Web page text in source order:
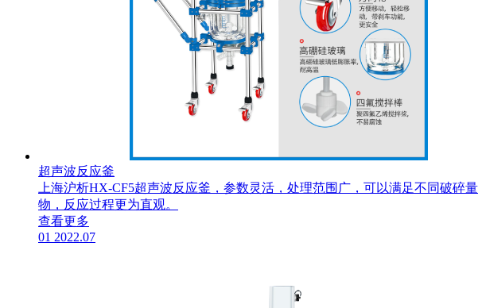
超声波反应釜
上海沪析HX-CF5超声波反应釜，参数灵活，处理范围广，可以满足不同破
物，反应过程更为直观。
查看更多
01 2022.07